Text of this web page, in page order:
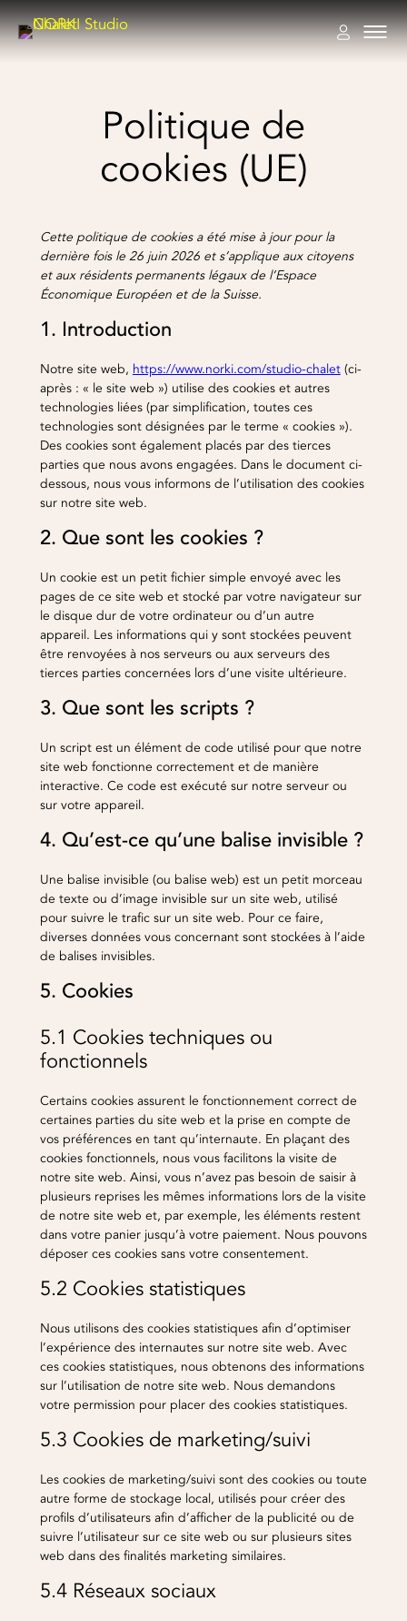
Aller
au
Politique de
cookies (UE)
Cette politique de cookies a été mise à jour pour la
dernière fois le 26 juin 2026 et s’applique aux citoyens
et aux résidents permanents légaux de l’Espace
Économique Européen et de la Suisse.
1. Introduction
Notre site web, https://www.norki.com/studio-chalet(ci-
après : « le site web ») utilise des cookies et autres
technologies liées (par simplification, toutes ces
technologies sont désignées par le terme « cookies »).
Des cookies sont également placés par des tierces
parties que nous avons engagées. Dans le document ci-
dessous, nous vous informons de l’utilisation des cookies
sur notre site web.
2. Que sont les cookies ?
Un cookie est un petit fichier simple envoyé avec les
pages de ce site web et stocké par votre navigateur sur
le disque dur de votre ordinateur ou d’un autre
appareil. Les informations qui y sont stockées peuvent
être renvoyées à nos serveurs ou aux serveurs des
tierces parties concernées lors d’une visite ultérieure.
3. Que sont les scripts ?
Un script est un élément de code utilisé pour que notre
site web fonctionne correctement et de manière
interactive. Ce code est exécuté sur notre serveur ou
sur votre appareil.
4. Qu’est-ce qu’une balise invisible ?
Une balise invisible (ou balise web) est un petit morceau
de texte ou d’image invisible sur un site web, utilisé
pour suivre le trafic sur un site web. Pour ce faire,
diverses données vous concernant sont stockées à l’aide
de balises invisibles.
5. Cookies
5.1 Cookies techniques ou
fonctionnels
Certains cookies assurent le fonctionnement correct de
certaines parties du site web et la prise en compte de
vos préférences en tant qu’internaute. En plaçant des
cookies fonctionnels, nous vous facilitons la visite de
notre site web. Ainsi, vous n’avez pas besoin de saisir à
plusieurs reprises les mêmes informations lors de la visite
de notre site web et, par exemple, les éléments restent
dans votre panier jusqu’à votre paiement. Nous pouvons
déposer ces cookies sans votre consentement.
5.2 Cookies statistiques
Nous utilisons des cookies statistiques afin d’optimiser
l’expérience des internautes sur notre site web. Avec
ces cookies statistiques, nous obtenons des informations
sur l’utilisation de notre site web. Nous demandons
votre permission pour placer des cookies statistiques.
5.3 Cookies de marketing/suivi
Les cookies de marketing/suivi sont des cookies ou toute
autre forme de stockage local, utilisés pour créer des
profils d’utilisateurs afin d’afficher de la publicité ou de
suivre l’utilisateur sur ce site web ou sur plusieurs sites
web dans des finalités marketing similaires.
5.4 Réseaux sociaux
BOUTIQUE PARIS
TAPIS INTEMPORELS
COMMANDER VOTRE ÉCHANTILLON
COUSSINS INTEMPORELS
PLAIDS INTEMPORELS
FAUTEUILS VINTAGE
CANAPÉS VINTAGE
OBJETS CHOISIS
TAPISSERIE D'AMEUBLEMENT
COUTURE D'AMEUBLEMENT
TAPIS SUR MESURE
RÉALISATIONS BORD DE MER
RÉALISATIONS HÔTEL
Studio Chalet
Projets
Contact
FR EN